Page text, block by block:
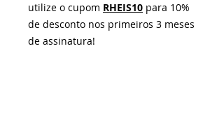
utilize o cupom RHEIS10 para 10%
de desconto nos primeiros 3 meses
de assinatura!